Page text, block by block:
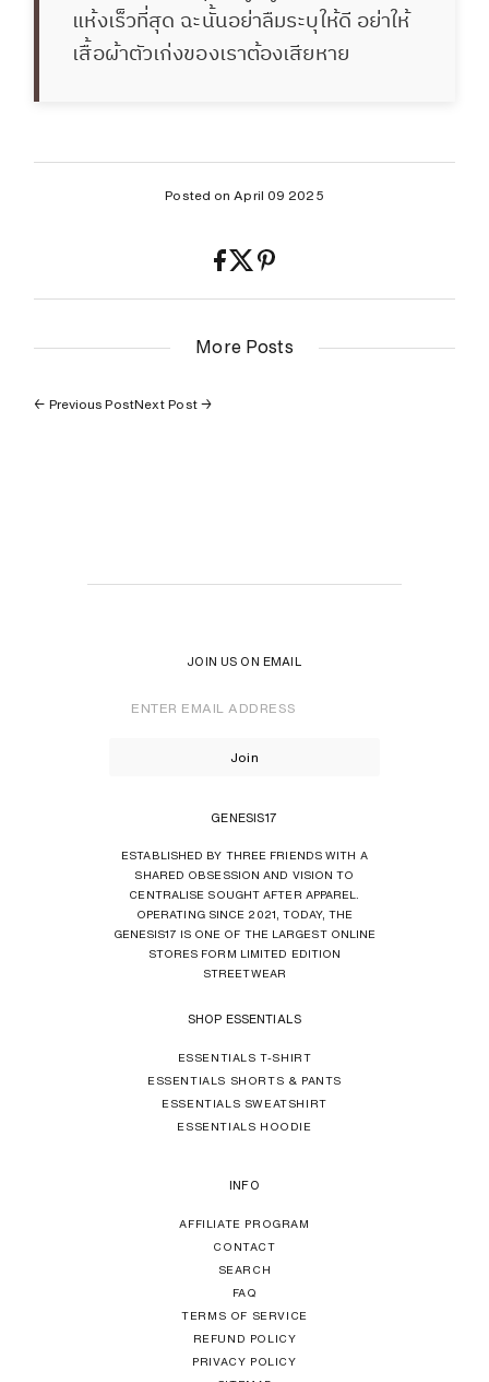
แห้งเร็วที่สุด ฉะนั้นอย่าลืมระบุให้ดี อย่าให้
เสื้อผ้าตัวเก่งของเราต้องเสียหาย
Posted on April 09 2025
More Posts
← Previous PostNext Post →
JOIN US ON EMAIL
Join
GENESIS17
ESTABLISHED BY THREE FRIENDS WITH A
SHARED OBSESSION AND VISION TO
CENTRALISE SOUGHT AFTER APPAREL.
OPERATING SINCE 2021, TODAY, THE
GENESIS17 IS ONE OF THE LARGEST ONLINE
STORES FORM LIMITED EDITION
STREETWEAR
SHOP ESSENTIALS
ESSENTIALS T-SHIRT
ESSENTIALS SHORTS & PANTS
ESSENTIALS SWEATSHIRT
ESSENTIALS HOODIE
INFO
AFFILIATE PROGRAM
CONTACT
SEARCH
FAQ
TERMS OF SERVICE
REFUND POLICY
PRIVACY POLICY